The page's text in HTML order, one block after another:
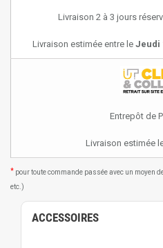
Livraison 2 à 3 jours
Livraison estimée entre le Jeudi
Entrepôt de
Livraison estimée
* pour toute commande passée avec un moyen
etc.)
ACCESSOIRES